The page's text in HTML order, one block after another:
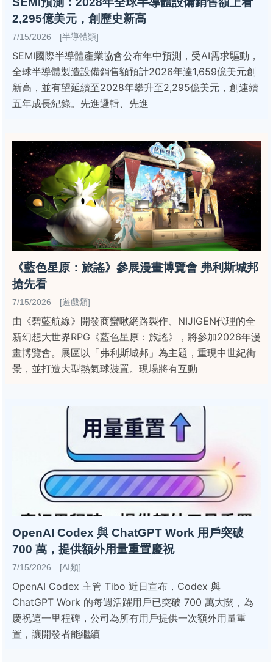
2,295億美元，創歷史新高
7/15/2026 [半導體類]
SEMI國際半導體產業協會公布年中預測，受AI需求驅動，
全球半導體製造設備銷售額預計2026年達1,659億美元創
新高，並有望延續至2028年攀升至2,295億美元，創連續
五年成長紀錄。先進邏輯、先進
《藍色星原：旅謠》參展漫畫博覽會 弗利斯城邦
搶先看
7/15/2026 [遊戲類]
由《碧藍航線》開發商蠻啾網路製作、NIJIGEN代理的全
新幻想大世界RPG《藍色星原：旅謠》，將參加2026年漫
畫博覽會。展區以「弗利斯城邦」為主題，重現中世紀街
景，並打造大型熱氣球裝置。現場將有互動
OpenAI Codex 與 ChatGPT Work 用戶突破
700 萬，提供額外用量重置慶祝
7/15/2026 [AI類]
OpenAI Codex 主管 Tibo 近日宣布，Codex 與
ChatGPT Work 的每週活躍用戶已突破 700 萬大關，為
慶祝這一里程碑，公司為所有用戶提供一次額外用量重
置，讓開發者能繼續